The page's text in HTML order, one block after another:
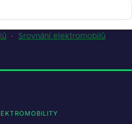
· Srovnání elektromobilů